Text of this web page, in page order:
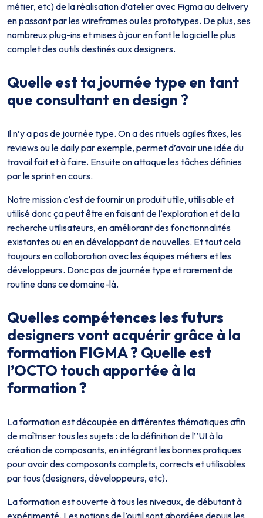
métier, etc) de la réalisation d’atelier avec Figma au delivery
en passant par les wireframes ou les prototypes. De plus, ses
nombreux plug-ins et mises à jour en font le logiciel le plus
complet des outils destinés aux designers.
Quelle est ta journée type en tant
que consultant en design ?
Il n’y a pas de journée type. On a des rituels agiles fixes, les
reviews ou le daily par exemple, permet d’avoir une idée du
travail fait et à faire. Ensuite on attaque les tâches définies
par le sprint en cours.
Notre mission c’est de fournir un produit utile, utilisable et
utilisé donc ça peut être en faisant de l’exploration et de la
recherche utilisateurs, en améliorant des fonctionnalités
existantes ou en en développant de nouvelles. Et tout cela
toujours en collaboration avec les équipes métiers et les
développeurs. Donc pas de journée type et rarement de
routine dans ce domaine-là.
Quelles compétences les futurs
designers vont acquérir grâce à la
formation FIGMA ? Quelle est
l’OCTO touch apportée à la
formation ?
La formation est découpée en différentes thématiques afin
de maîtriser tous les sujets : de la définition de l’’UI à la
création de composants, en intégrant les bonnes pratiques
pour avoir des composants complets, corrects et utilisables
par tous (designers, développeurs, etc).
La formation est ouverte à tous les niveaux, de débutant à
expérimenté. Les notions de l’outil sont abordées depuis les